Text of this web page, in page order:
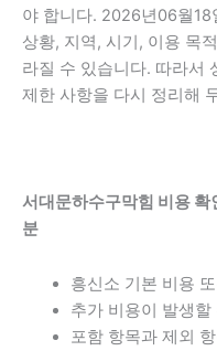
야 합니다. 2026년06월18
상황, 지역, 시기, 이용 목
라질 수 있습니다. 따라서
제한 사항을 다시 정리해
서대문하수구막힘 비용
분
흥신소 기본 비용
추가 비용이 발생할
포함 항목과 제외